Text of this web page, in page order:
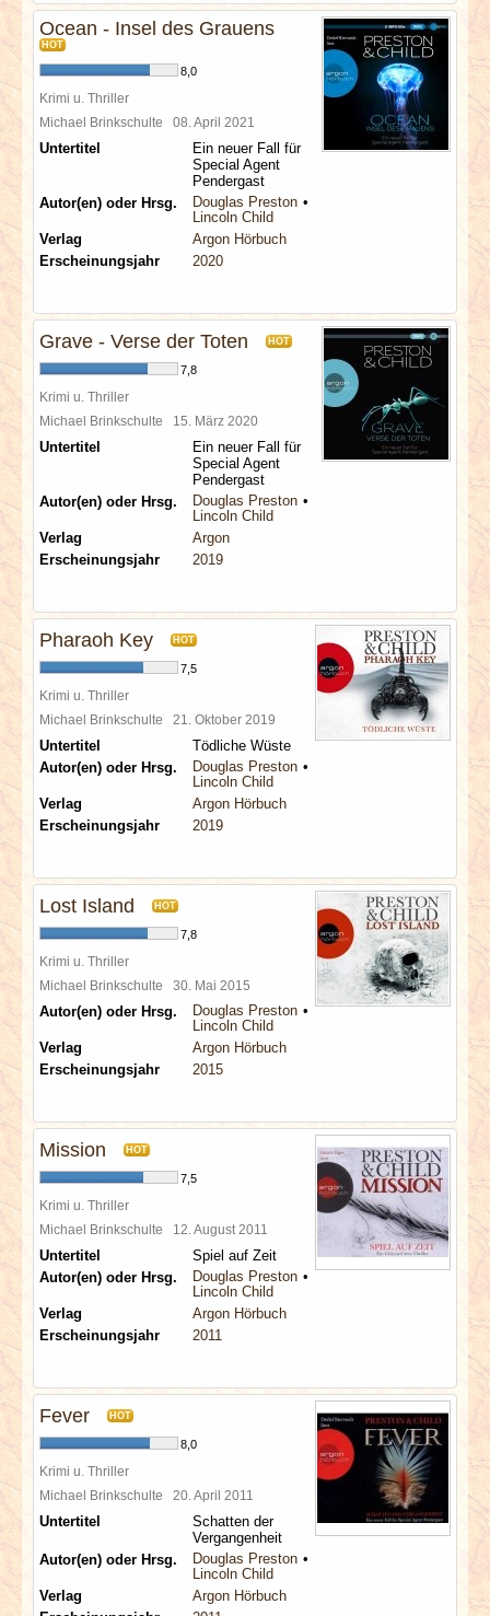
Ocean - Insel des Grauens
HOT
8,0
Krimi u. Thriller
Michael Brinkschulte 08. April 2021
Untertitel
Ein neuer Fall für
Special Agent
Pendergast
Autor(en) oder Hrsg.
Douglas Preston
Lincoln Child
Verlag
Argon Hörbuch
Erscheinungsjahr
2020
Grave - Verse der Toten HOT
7,8
Krimi u. Thriller
Michael Brinkschulte 15. März 2020
Untertitel
Ein neuer Fall für
Special Agent
Pendergast
Autor(en) oder Hrsg.
Douglas Preston
Lincoln Child
Verlag
Argon
Erscheinungsjahr
2019
Pharaoh Key HOT
7,5
Krimi u. Thriller
Michael Brinkschulte 21. Oktober 2019
Untertitel
Tödliche Wüste
Autor(en) oder Hrsg.
Douglas Preston
Lincoln Child
Verlag
Argon Hörbuch
Erscheinungsjahr
2019
Lost Island HOT
7,8
Krimi u. Thriller
Michael Brinkschulte 30. Mai 2015
Autor(en) oder Hrsg.
Douglas Preston
Lincoln Child
Verlag
Argon Hörbuch
Erscheinungsjahr
2015
Mission HOT
7,5
Krimi u. Thriller
Michael Brinkschulte 12. August 2011
Untertitel
Spiel auf Zeit
Autor(en) oder Hrsg.
Douglas Preston
Lincoln Child
Verlag
Argon Hörbuch
Erscheinungsjahr
2011
Fever HOT
8,0
Krimi u. Thriller
Michael Brinkschulte 20. April 2011
Untertitel
Schatten der
Vergangenheit
Autor(en) oder Hrsg.
Douglas Preston
Lincoln Child
Verlag
Argon Hörbuch